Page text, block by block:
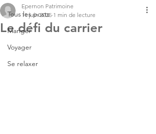
Tous les posts
Manger
Voyager
Se relaxer
Le défi du carrier
Epernon Patrimoine
11 juin 2025 1 min de lecture